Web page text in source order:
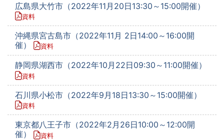
広島県大竹市（2022年11月20日13:30～15:00開催）
資料
沖縄県宮古島市（2022年11月 2日14:00～16:00開
催）
資料
静岡県湖西市（2022年10月22日09:30～11:00開催）
資料
石川県小松市（2022年9月18日13:30～15:00開催）
資料
東京都八王子市（2022年2月26日10:00～12:00開
催）
資料